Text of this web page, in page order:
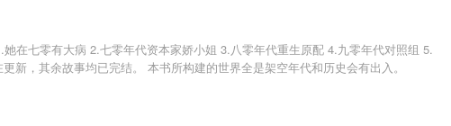
在七零有大病 2.七零年代资本家娇小姐 3.八零年代重生原配 4.九零年代对照组 5.
，其余故事均已完结。 本书所构建的世界全是架空年代和历史会有出入。